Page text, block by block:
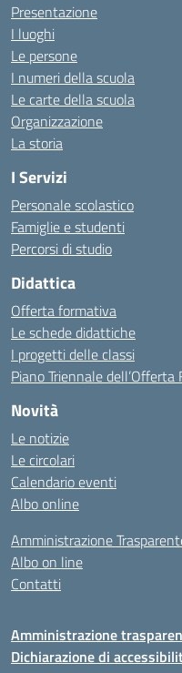
Presentazione
I luoghi
Le persone
I numeri della scuola
Le carte della scuola
Organizzazione
La storia
I Servizi
Personale scolastico
Famiglie e studenti
Percorsi di studio
Didattica
Offerta formativa
Le schede didattiche
I progetti delle classi
Piano Triennale dell’Offerta
Novità
Le notizie
Le circolari
Calendario eventi
Albo online
Amministrazione
Albo on line
Contatti
Amministrazione
Dichiarazione di